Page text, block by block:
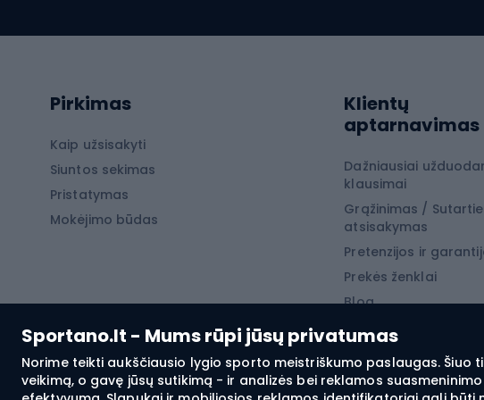
Sportano.lt - Mums rūpi jūsų privatumas
Norime teikti aukščiausio lygio sporto meistriškumo paslaugas.
veikimą, o gavę jūsų sutikimą - ir analizės bei reklamos
Žygio šortai
Neperpučiamos striukės
Žygio marškinėliai
Terminiai apatiniai
Dviračių ratai
Laipiojimas
Laipiojimo batai
Laipiojimo įranga
Žiemos laipiojimo
Žvejyba
Karpių žvejyba
Šamų žvejyba
Žvejyba spiningu
Pirkimas
Kaip užsisakyti
Siuntos sekimas
Pristatymas
Mokėjimo būdas
Klientų
aptarnavimas
Dažniausiai
klausimai
Grąžinimas /
atsisakymas
Pretenzijos ir
Prekės ženklai
Blog